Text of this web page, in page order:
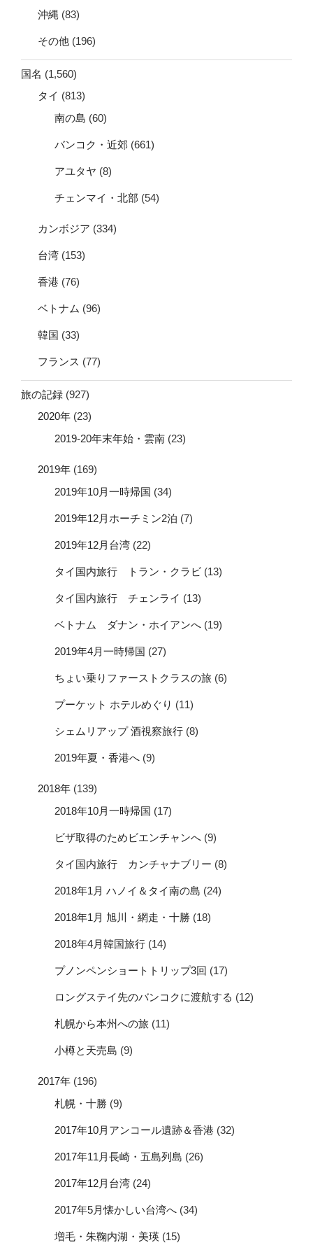
沖縄 (83)
その他 (196)
国名 (1,560)
タイ (813)
南の島 (60)
バンコク・近郊 (661)
アユタヤ (8)
チェンマイ・北部 (54)
カンボジア (334)
台湾 (153)
香港 (76)
ベトナム (96)
韓国 (33)
フランス (77)
旅の記録 (927)
2020年 (23)
2019-20年末年始・雲南 (23)
2019年 (169)
2019年10月一時帰国 (34)
2019年12月ホーチミン2泊 (7)
2019年12月台湾 (22)
タイ国内旅行 トラン・クラビ (13)
タイ国内旅行 チェンライ (13)
ベトナム ダナン・ホイアンへ (19)
2019年4月一時帰国 (27)
ちょい乗りファーストクラスの旅 (6)
プーケット ホテルめぐり (11)
シェムリアップ 酒視察旅行 (8)
2019年夏・香港へ (9)
2018年 (139)
2018年10月一時帰国 (17)
ビザ取得のためビエンチャンへ (9)
タイ国内旅行 カンチャナブリー (8)
2018年1月 ハノイ＆タイ南の島 (24)
2018年1月 旭川・網走・十勝 (18)
2018年4月韓国旅行 (14)
プノンペンショートトリップ3回 (17)
ロングステイ先のバンコクに渡航する (12)
札幌から本州への旅 (11)
小樽と天売島 (9)
2017年 (196)
札幌・十勝 (9)
2017年10月アンコール遺跡＆香港 (32)
2017年11月長崎・五島列島 (26)
2017年12月台湾 (24)
2017年5月懐かしい台湾へ (34)
増毛・朱鞠内湖・美瑛 (15)